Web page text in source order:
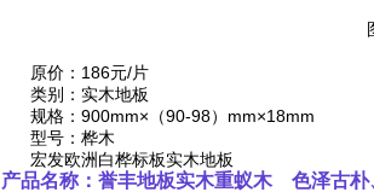
原价：186元/片
类别：实木地板
规格：900mm×（90-98）mm×18mm
型号：桦木
宏发欧洲白桦标板实木地板
产品名称：誉丰地板实木重蚁木 色泽古朴